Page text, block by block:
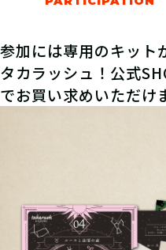
参加には専用のキット
タカラッシュ！公式
でお買い求めいただけ